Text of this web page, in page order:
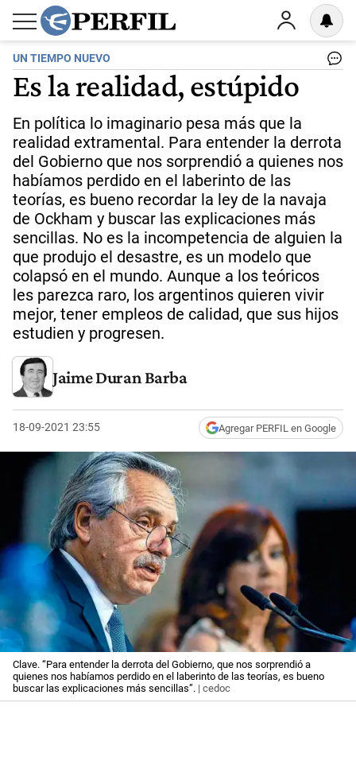
UN TIEMPO NUEVO
Es la realidad, estúpido
En política lo imaginario pesa más que la
realidad extramental. Para entender la derrota
del Gobierno que nos sorprendió a quienes nos
habíamos perdido en el laberinto de las
teorías, es bueno recordar la ley de la navaja
de Ockham y buscar las explicaciones más
sencillas. No es la incompetencia de alguien la
que produjo el desastre, es un modelo que
colapsó en el mundo. Aunque a los teóricos
les parezca raro, los argentinos quieren vivir
mejor, tener empleos de calidad, que sus hijos
estudien y progresen.
Jaime Duran Barba
18-09-2021 23:55 Agregar PERFIL en Google
Clave. “Para entender la derrota del Gobierno, que nos sorprendió a
quienes nos habíamos perdido en el laberinto de las teorías, es bueno
buscar las explicaciones más sencillas”. | cedoc